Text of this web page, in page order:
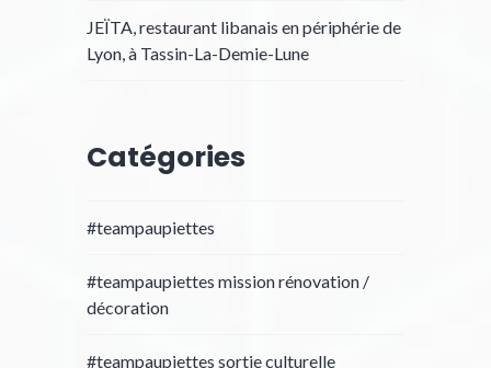
JEÏTA, restaurant libanais en périphérie de
Lyon, à Tassin-La-Demie-Lune
Catégories
#teampaupiettes
#teampaupiettes mission rénovation /
décoration
#teampaupiettes sortie culturelle